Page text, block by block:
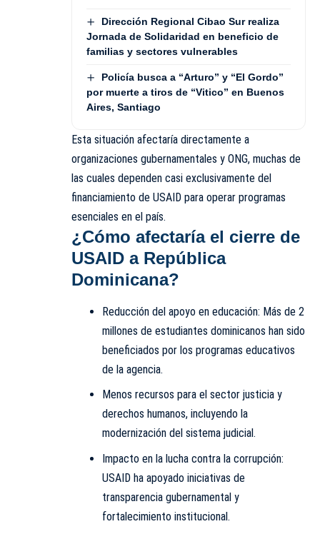
Dirección Regional Cibao Sur realiza
Jornada de Solidaridad en beneficio de
familias y sectores vulnerables
Policía busca a “Arturo” y “El Gordo”
por muerte a tiros de “Vitico” en Buenos
Aires, Santiago
Esta situación afectaría directamente a
organizaciones gubernamentales y ONG, muchas de
las cuales dependen casi exclusivamente del
financiamiento de USAID para operar programas
esenciales en el país.
¿Cómo afectaría el cierre de
USAID a República
Dominicana?
Reducción del apoyo en educación: Más de 2
millones de estudiantes dominicanos han sido
beneficiados por los programas educativos
de la agencia.
Menos recursos para el sector justicia y
derechos humanos, incluyendo la
modernización del sistema judicial.
Impacto en la lucha contra la corrupción:
USAID ha apoyado iniciativas de
transparencia gubernamental y
fortalecimiento institucional.